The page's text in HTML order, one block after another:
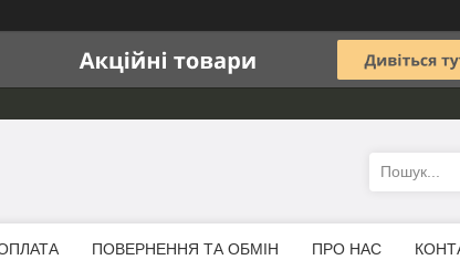
ПОВЕРНЕННЯ ТА ОБМІН ПРО НАС